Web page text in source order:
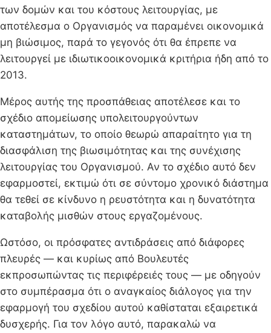
των δομών και του κόστους λειτουργίας, με
αποτέλεσμα ο Οργανισμός να παραμένει οικονομικά
μη βιώσιμος, παρά το γεγονός ότι θα έπρεπε να
λειτουργεί με ιδιωτικοοικονομικά κριτήρια ήδη από το
2013.
Μέρος αυτής της προσπάθειας αποτέλεσε και το
σχέδιο απομείωσης υπολειτουργούντων
καταστημάτων, το οποίο θεωρώ απαραίτητο για τη
διασφάλιση της βιωσιμότητας και της συνέχισης
λειτουργίας του Οργανισμού. Αν το σχέδιο αυτό δεν
εφαρμοστεί, εκτιμώ ότι σε σύντομο χρονικό διάστημα
θα τεθεί σε κίνδυνο η ρευστότητα και η δυνατότητα
καταβολής μισθών στους εργαζομένους.
Ωστόσο, οι πρόσφατες αντιδράσεις από διάφορες
πλευρές — και κυρίως από Βουλευτές
εκπροσωπώντας τις περιφέρειές τους — με οδηγούν
στο συμπέρασμα ότι ο αναγκαίος διάλογος για την
εφαρμογή του σχεδίου αυτού καθίσταται εξαιρετικά
δυσχερής. Για τον λόγο αυτό, παρακαλώ να